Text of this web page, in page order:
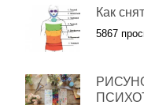
Как
5867